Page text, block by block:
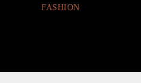
FASHION